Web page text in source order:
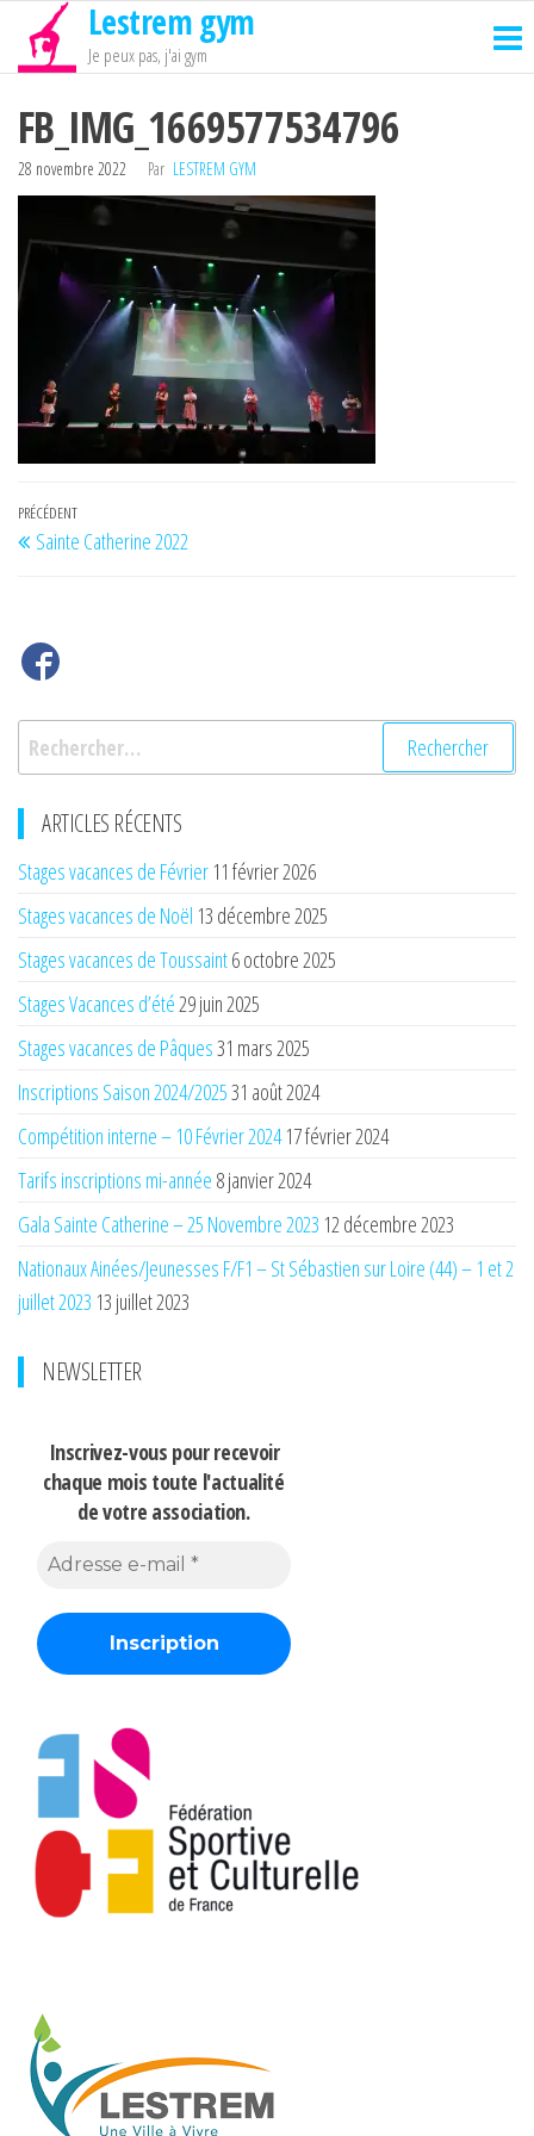
Passer
contenu
Lestrem gym
Je peux pas, j'ai gym
FB_IMG_1669577534796
28 novembre 2022 Par LESTREM GYM
Navigation
de
Article
précédent
PRÉCÉDENT
Sainte Catherine 2022
Rechercher :
ARTICLES RÉCENTS
Stages vacances de Février 11 février 2026
Stages vacances de Noël 13 décembre 2025
Stages vacances de Toussaint6 octobre 2025
Stages Vacances d’été29 juin 2025
Stages vacances de Pâques31 mars 2025
Inscriptions Saison 2024/202531 août 2024
Compétition interne – 10 Février 2024 17 février 2024
Tarifs inscriptions mi-année 8 janvier 2024
Gala Sainte Catherine – 25 Novembre 2023 12 décembre 2023
Nationaux Ainées/Jeunesses F/F1 – St Sébastien sur Loire (44) – 1 et 2
juillet 2023 13 juillet 2023
NEWSLETTER
Inscrivez-vous pour recevoir
chaque mois toute l'actualité
de votre association.